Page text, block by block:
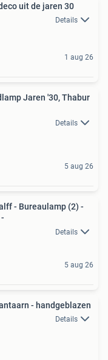
uit de jaren 30
Details
1 aug 26
Jaren '30, Thabur
Details
5 aug 26
- Bureaulamp (2) -
Details
5 aug 26
- handgeblazen
Details